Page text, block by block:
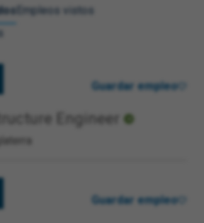
Empleos vistos
Engineer
Guardar empleo
Guardar empleo